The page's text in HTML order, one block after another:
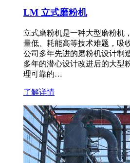
LM 立式磨粉机
立式磨粉机是一种大型磨粉机
量低、耗能高等技术难题，吸
公司多年先进的磨粉机设计制
多年的潜心设计改进后的大型
理可靠的…
了解详情